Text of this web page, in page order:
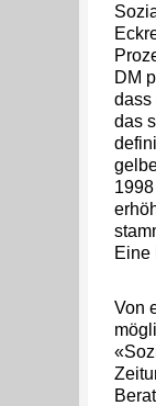
DM
dass
das
Eine
Von